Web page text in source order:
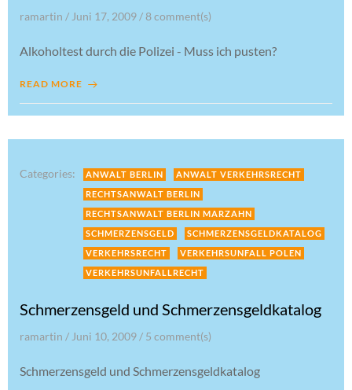
ramartin / Juni 17, 2009 / 8comment(s)
Alkoholtest durch die Polizei - Muss ich pusten?
READ MORE
Categories: ANWALT BERLIN
ANWALT VERKEHRSRECHT
RECHTSANWALT BERLIN
RECHTSANWALT BERLIN MARZAHN
SCHMERZENSGELD
SCHMERZENSGELDKATALOG
VERKEHRSRECHT
VERKEHRSUNFALL POLEN
VERKEHRSUNFALLRECHT
Schmerzensgeld und Schmerzensgeldkatalog
ramartin / Juni 10, 2009 / 5 comment(s)
Schmerzensgeld und Schmerzensgeldkatalog